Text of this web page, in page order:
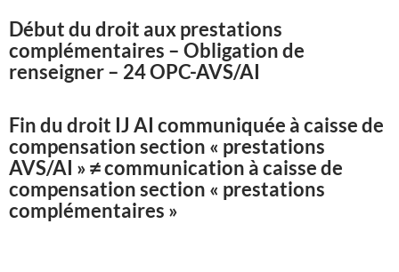
Début du droit aux prestations
complémentaires – Obligation de
renseigner – 24 OPC-AVS/AI
Fin du droit IJ AI communiquée à caisse de
compensation section « prestations
AVS/AI » ≠ communication à caisse de
compensation section « prestations
complémentaires »